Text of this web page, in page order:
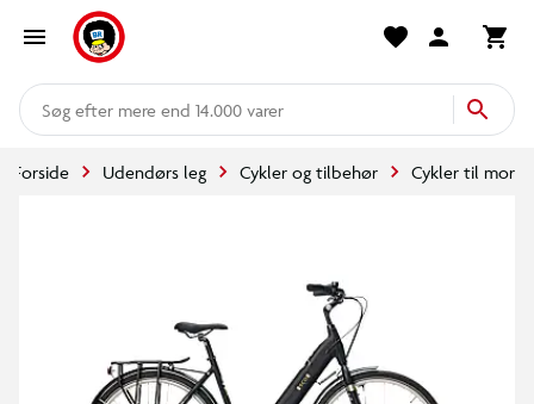
mere end 14.000 varer
Forside Udendørs leg Cykler og tilbehør Cykler til mor